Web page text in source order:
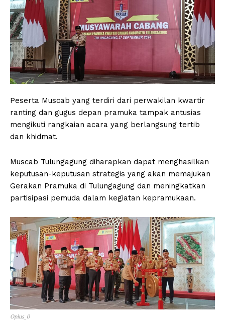
Peserta Muscab yang terdiri dari perwakilan kwartir
ranting dan gugus depan pramuka tampak antusias
mengikuti rangkaian acara yang berlangsung tertib
dan khidmat.
Muscab Tulungagung diharapkan dapat menghasilkan
keputusan-keputusan strategis yang akan memajukan
Gerakan Pramuka di Tulungagung dan meningkatkan
partisipasi pemuda dalam kegiatan kepramukaan.
Oplus_0